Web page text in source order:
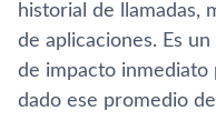
historial de llamadas,
de aplicaciones. Es
de impacto inmediato
dado ese promedio